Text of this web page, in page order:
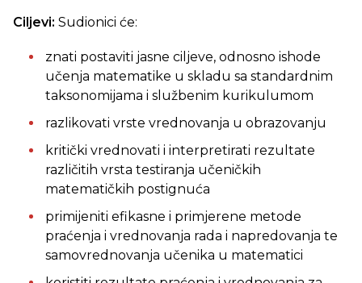
Ciljevi: Sudionici će:
znati postaviti jasne ciljeve, odnosno ishode
učenja matematike u skladu sa standardnim
taksonomijama i službenim kurikulumom
razlikovati vrste vrednovanja u obrazovanju
kritički vrednovati i interpretirati rezultate
različitih vrsta testiranja učeničkih
matematičkih postignuća
primijeniti efikasne i primjerene metode
praćenja i vrednovanja rada i napredovanja te
samovrednovanja učenika u matematici